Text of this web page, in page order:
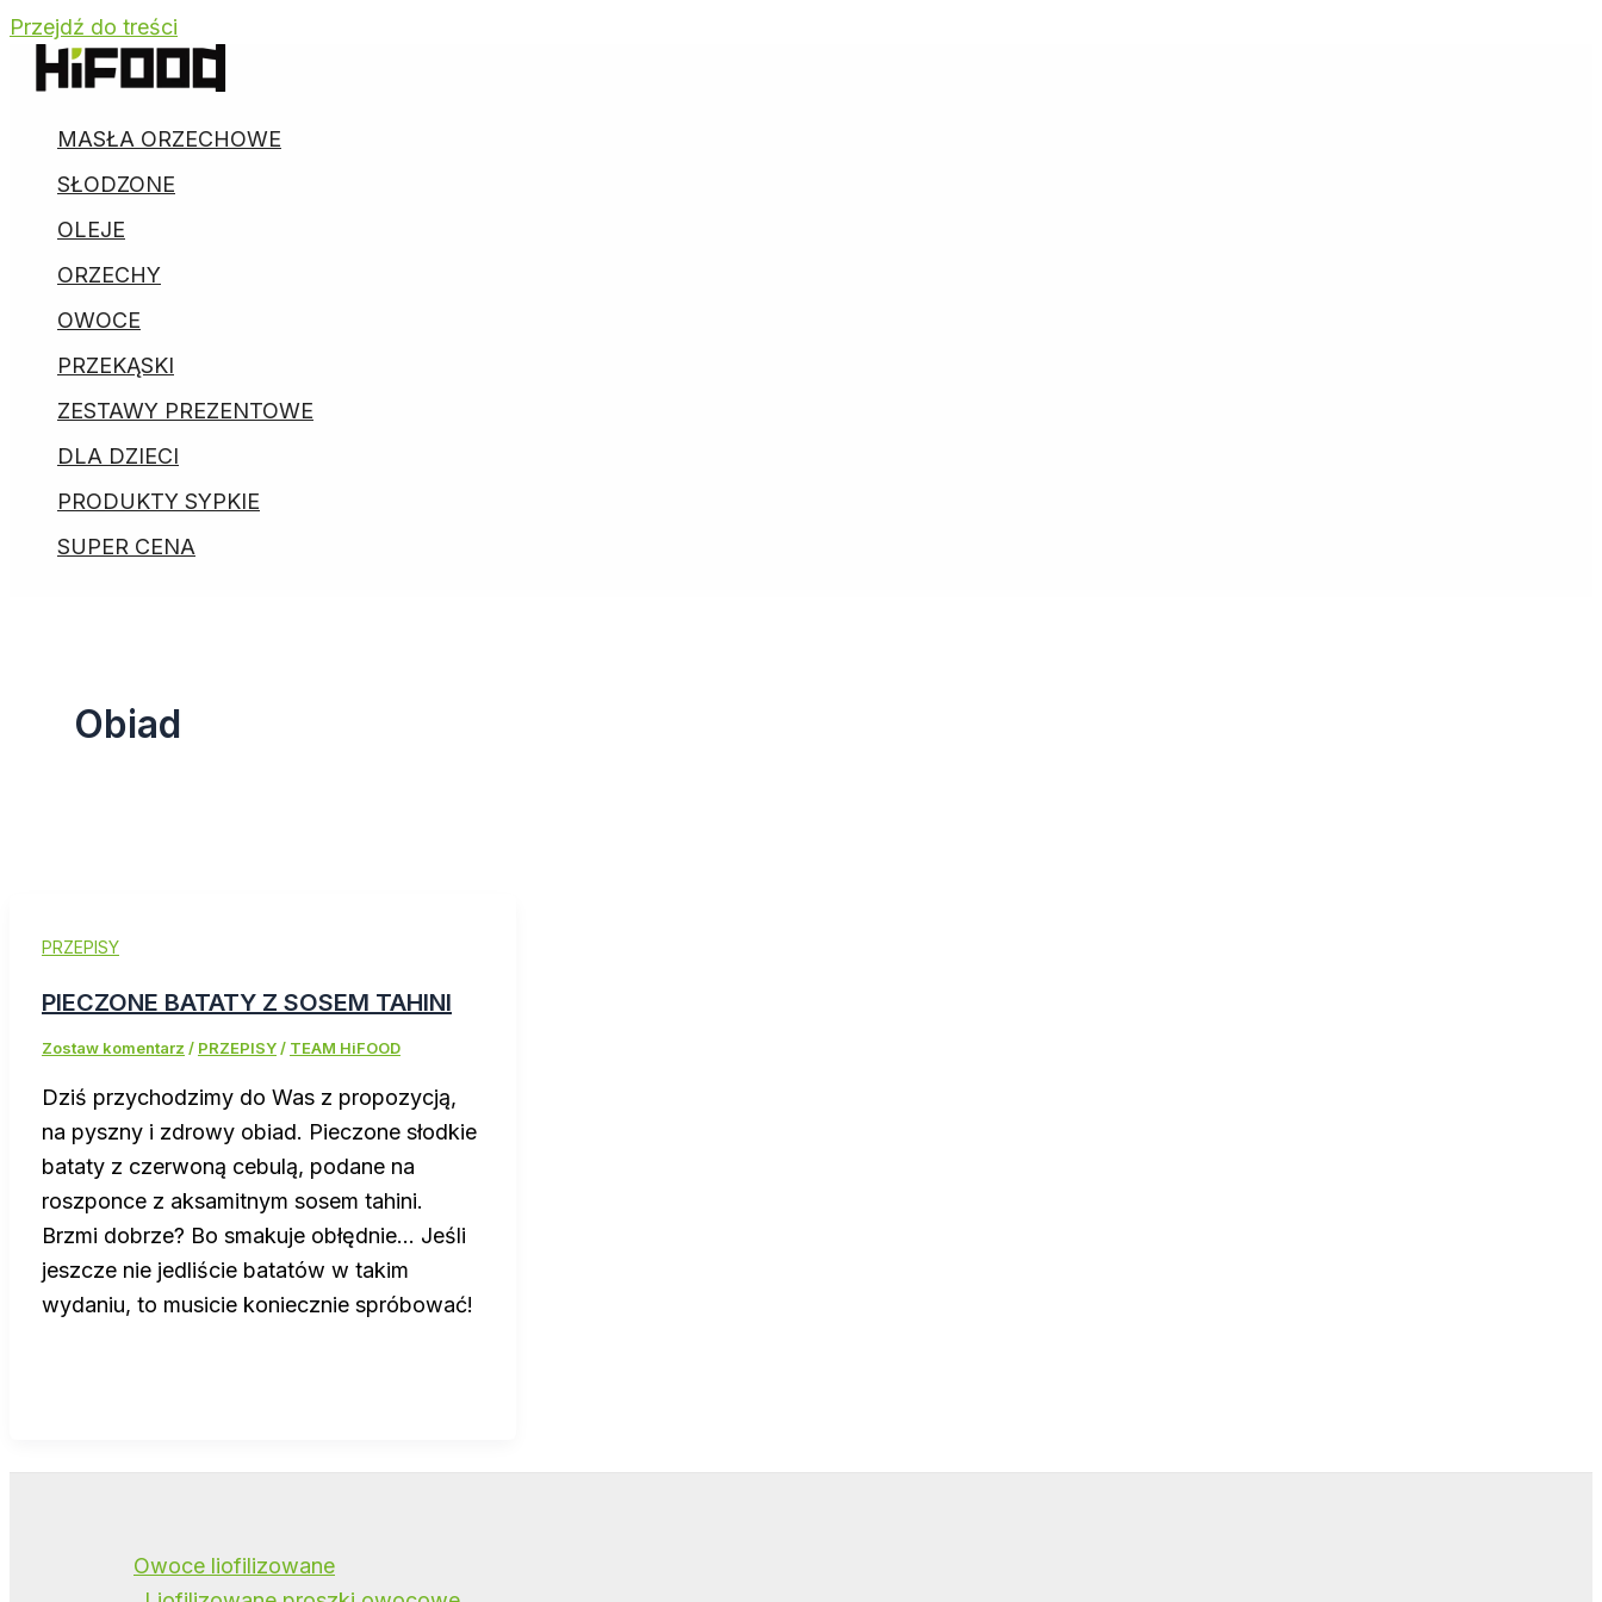
Przejdź do treści
MASŁA ORZECHOWE
SŁODZONE
OLEJE
ORZECHY
OWOCE
PRZEKĄSKI
ZESTAWY PREZENTOWE
DLA DZIECI
PRODUKTY SYPKIE
SUPER CENA
Obiad
PRZEPISY
PIECZONE BATATY Z SOSEM TAHINI
Zostaw komentarz / PRZEPISY / TEAM HiFOOD
Dziś przychodzimy do Was z propozycją,
na pyszny i zdrowy obiad. Pieczone słodkie
bataty z czerwoną cebulą, podane na
roszponce z aksamitnym sosem tahini.
Brzmi dobrze? Bo smakuje obłędnie… Jeśli
jeszcze nie jedliście batatów w takim
wydaniu, to musicie koniecznie spróbować!
Owoce liofilizowane